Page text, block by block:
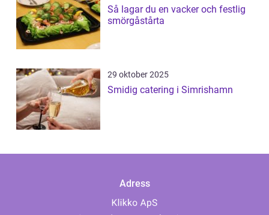
Så lagar du en vacker och festlig
smörgåstårta
29 oktober 2025
Smidig catering i Simrishamn
Adress